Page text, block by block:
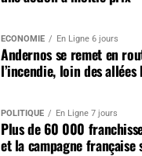
ÉCONOMIE En Ligne 6 jours
Andernos se remet en
l’incendie, loin des allées
POLITIQUE En Ligne 7 jours
Plus de 60 000
et la campagne française